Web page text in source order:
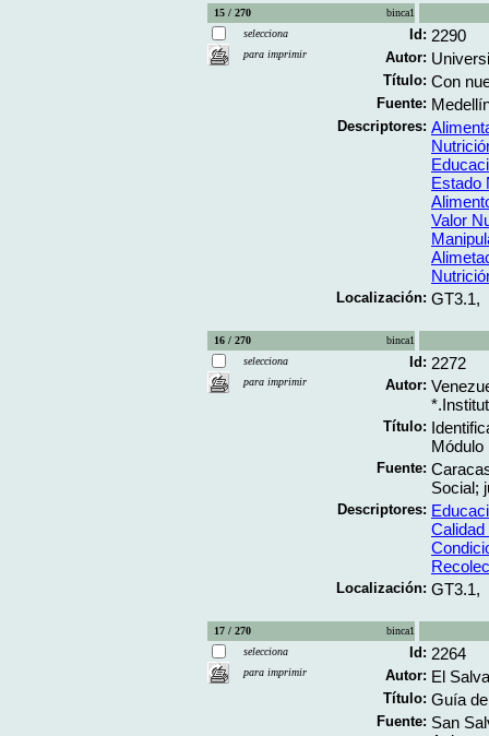
15 / 270
binca1
selecciona
para imprimir
Id: 2290
Autor:
Título: Con
Fuente:
Descriptores:
Estado
Valor
Localización: GT3.1,
16 / 270
binca1
selecciona
para imprimir
Id: 2272
Autor:
Título:
Módulo
Fuente:
Social;
Descriptores:
Calidad
Localización: GT3.1,
17 / 270
binca1
selecciona
para imprimir
Id: 2264
Autor: El
Título: Guía
Fuente: San